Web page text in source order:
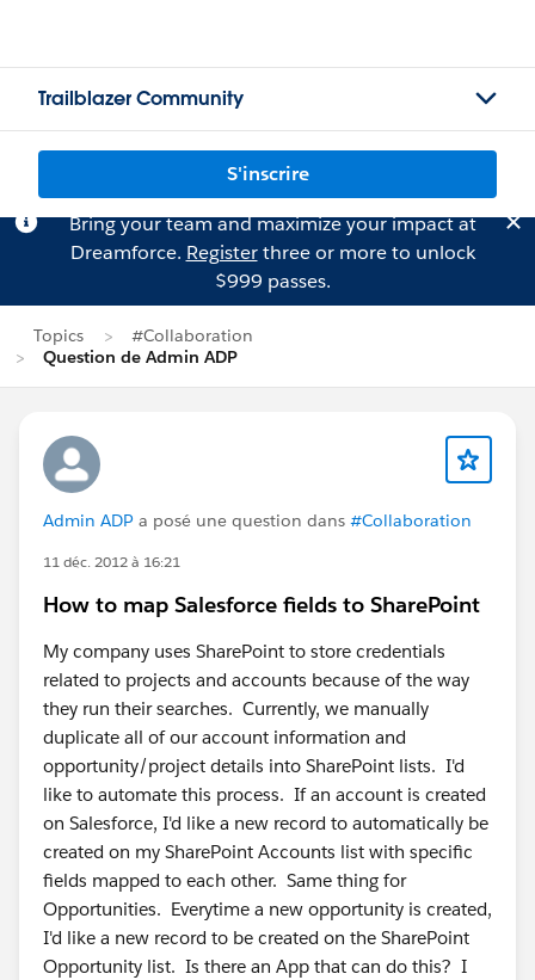
Trailblazer Community
S'inscrire
Bring your team and maximize your impact at
Dreamforce. Registerthree or more to unlock
$999 passes.
Topics
#Collaboration
Question de Admin ADP
Admin ADP a posé une question dans #Collaboration
11 déc. 2012 à 16:21
How to map Salesforce fields to SharePoint
My company uses SharePoint to store credentials
related to projects and accounts because of the way
they run their searches. Currently, we manually
duplicate all of our account information and
opportunity/project details into SharePoint lists. I'd
like to automate this process. If an account is created
on Salesforce, I'd like a new record to automatically be
created on my SharePoint Accounts list with specific
fields mapped to each other. Same thing for
Opportunities. Everytime a new opportunity is created,
I'd like a new record to be created on the SharePoint
Opportunity list. Is there an App that can do this? I